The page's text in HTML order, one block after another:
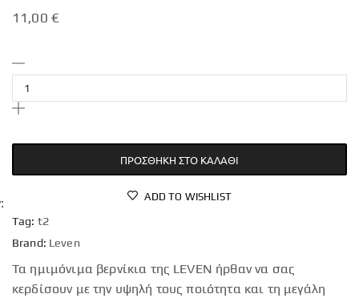
11,00 €
ΠΡΟΣΘΉΚΗ ΣΤΟ ΚΑΛΆΘΙ
ADD TO WISHLIST
Tag: t2
Brand: Leven
Τα ημιμόνιμα βερνίκια της LEVEN ήρθαν να σας
κερδίσουν με την υψηλή τους ποιότητα και τη μεγάλη